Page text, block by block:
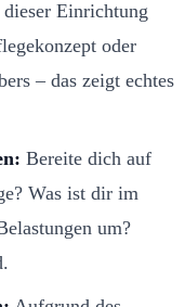
Einrichtung
oder
– das zeigt echtes
Bereite dich auf
Was ist dir im
um?